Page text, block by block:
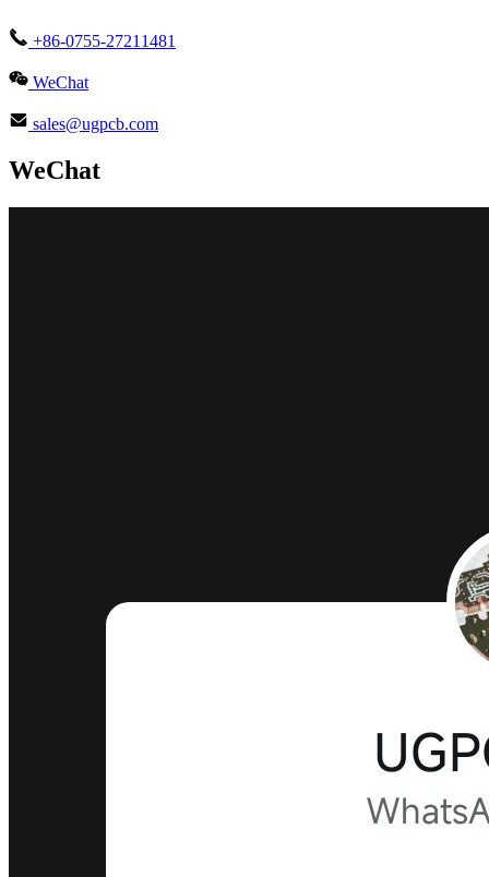
+86-0755-27211481
WeChat
sales@ugpcb.com
WeChat